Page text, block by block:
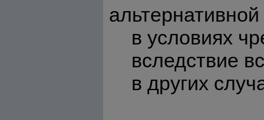
в условиях
вследствие
в других